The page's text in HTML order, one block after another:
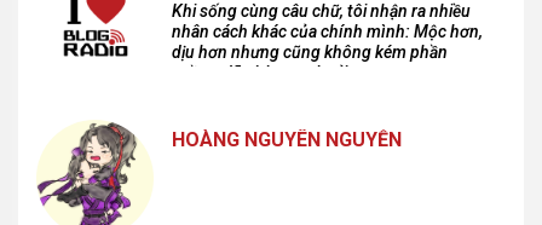
Khi sống cùng câu chữ, tôi nhận ra nhiều
nhân cách khác của chính mình: Mộc hơn,
dịu hơn nhưng cũng không kém phần
cuồng dã và hoang hoải...
HOÀNG NGUYÊN NGUYỄN